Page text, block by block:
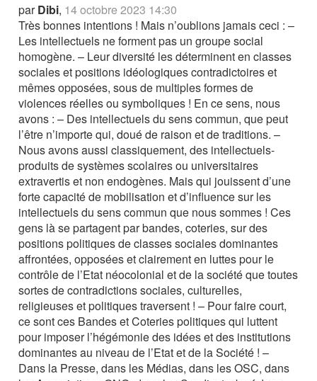
parDibi, 14 octobre 2023 14:30
Très bonnes intentions ! Mais n’oublions jamais ceci : –
Les intellectuels ne forment pas un groupe social
homogène. – Leur diversité les déterminent en classes
sociales et positions idéologiques contradictoires et
mêmes opposées, sous de multiples formes de
violences réelles ou symboliques ! En ce sens, nous
avons : – Des intellectuels du sens commun, que peut
l’être n’importe qui, doué de raison et de traditions. –
Nous avons aussi classiquement, des intellectuels-
produits de systèmes scolaires ou universitaires
extravertis et non endogènes. Mais qui jouissent d’une
forte capacité de mobilisation et d’influence sur les
intellectuels du sens commun que nous sommes ! Ces
gens là se partagent par bandes, coteries, sur des
positions politiques de classes sociales dominantes
affrontées, opposées et clairement en luttes pour le
contrôle de l’Etat néocolonial et de la société que toutes
sortes de contradictions sociales, culturelles,
religieuses et politiques traversent ! – Pour faire court,
ce sont ces Bandes et Coteries politiques qui luttent
pour imposer l’hégémonie des idées et des institutions
dominantes au niveau de l’Etat et de la Société ! –
Dans la Presse, dans les Médias, dans les OSC, dans